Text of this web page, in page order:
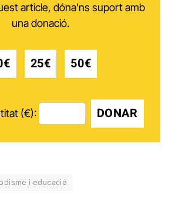
article, dóna'ns suport amb
una donació.
25€ 50€
(€): DONAR
i educació